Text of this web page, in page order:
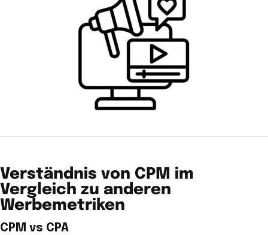
Verständnis von CPM im
Vergleich zu anderen
Werbemetriken
CPM vs CPA